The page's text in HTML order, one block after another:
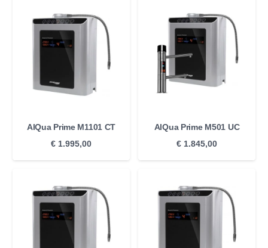
AlQua Prime M1101 CT
€ 1.995,00
AlQua Prime M501 UC
€ 1.845,00